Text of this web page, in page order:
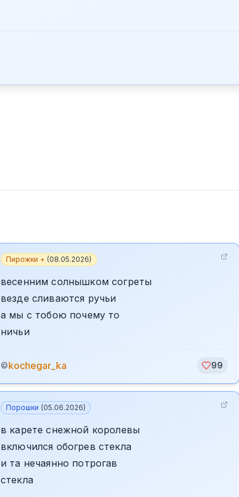
Пирожки + (08.05.2026)
весенним солнышком согреты
везде сливаются ручьи
а мы с тобою почему то
ничьи
©kochegar_ka 99
Порошки (05.06.2026)
в карете снежной королевы
включился обогрев стекла
и та нечаянно потрогав
стекла